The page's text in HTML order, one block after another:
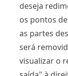
deseja
os pontos
as partes
será
visualizar o